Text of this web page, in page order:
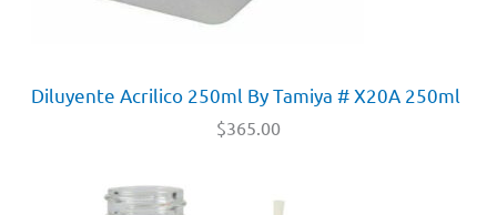
Diluyente Acrilico 250ml By Tamiya # X20A 250ml
$365.00